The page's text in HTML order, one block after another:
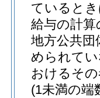
ていると
給与の計
地方公共
められて
おけるそ
(1未満の端